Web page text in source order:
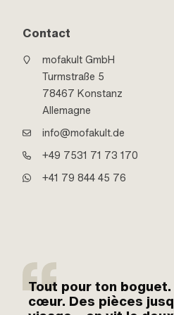
Contact
mofakult GmbH
Turmstraße 5
78467 Konstanz
Allemagne
info@mofakult.de
+49 7531 71 73 170
+41 79 844 45 76
Tout pour ton
cœur. Des pièces